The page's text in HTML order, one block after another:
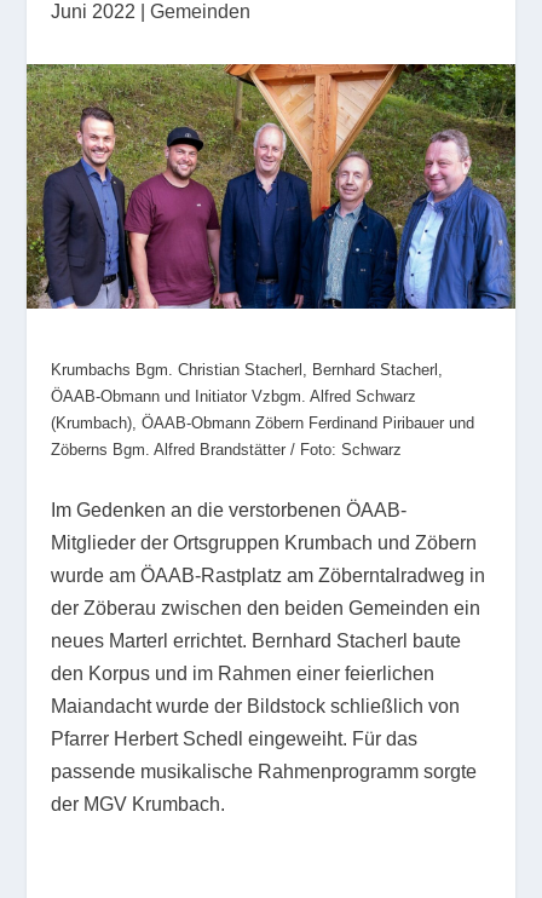
Juni 2022 |Gemeinden
Krumbachs Bgm. Christian Stacherl, Bernhard Stacherl,
ÖAAB-Obmann und Initiator Vzbgm. Alfred Schwarz
(Krumbach), ÖAAB-Obmann Zöbern Ferdinand Piribauer und
Zöberns Bgm. Alfred Brandstätter / Foto: Schwarz
Im Gedenken an die verstorbenen ÖAAB-
Mitglieder der Ortsgruppen Krumbach und Zöbern
wurde am ÖAAB-Rastplatz am Zöberntalradweg in
der Zöberau zwischen den beiden Gemeinden ein
neues Marterl errichtet. Bernhard Stacherl baute
den Korpus und im Rahmen einer feierlichen
Maiandacht wurde der Bildstock schließlich von
Pfarrer Herbert Schedl eingeweiht. Für das
passende musikalische Rahmenprogramm sorgte
der MGV Krumbach.